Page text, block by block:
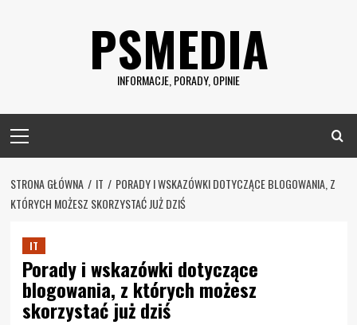
PSMEDIA
INFORMACJE, PORADY, OPINIE
Menu
STRONA GŁÓWNA IT
PORADY I WSKAZÓWKI DOTYCZĄCE BLOGOWANIA, Z
KTÓRYCH MOŻESZ SKORZYSTAĆ JUŻ DZIŚ
IT
Porady i wskazówki dotyczące
blogowania, z których możesz
skorzystać już dziś